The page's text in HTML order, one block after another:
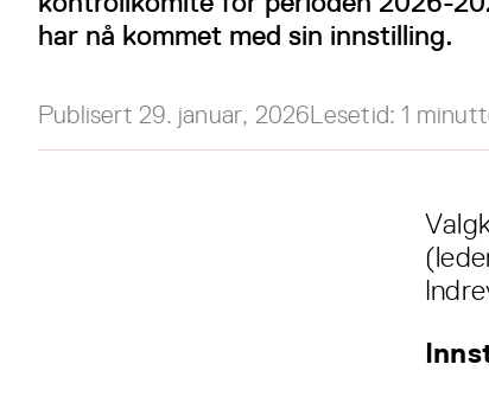
har nå kommet med sin innstilling.
Publisert 29. januar, 2026Lesetid: 1